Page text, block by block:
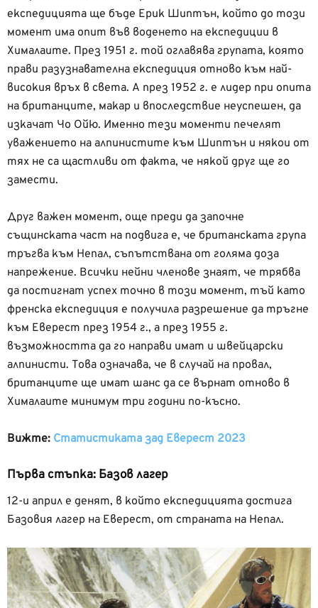
експедицията ще бъде Ерик Шиптън, който до този
момент има опит във воденето на експедиции в
Хималаите. През 1951 г. той оглавява групата, която
прави разузнавателна експедиция отново към най-
високия връх в света. А през 1952 г. е лидер при опита
на британците, макар и впоследствие неуспешен, да
изкачат Чо Ойю. Именно тези моменти печелят
уважението на алпинистите към Шиптън и някои от
тях не са щастливи от факта, че някой друг ще го
замести.
Друг важен момент, още преди да започне
същинската част на подвига е, че британската група
тръгва към Непал, съпътствана от голяма доза
напрежение. Всички нейни членове знаят, че трябва
да постигнат успех точно в този момент, тъй като
френска експедиция е получила разрешение да тръгне
към Еверест през 1954 г., а през 1955 г.
възможността да го направи имат и швейцарски
алпинисти. Това означава, че в случай на провал,
британците ще имат шанс да се върнат отново в
Хималаите минимум три години по-късно.
Вижте: Статистиката зад Еверест 2023
Първа стъпка: Базов лагер
12-и април е денят, в който експедицията достига
Базовия лагер на Еверест, от страната на Непал.